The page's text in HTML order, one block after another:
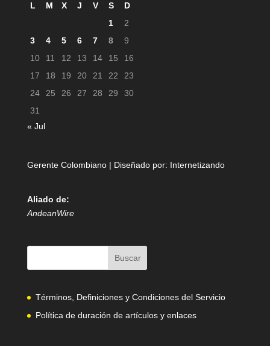
L M X J V S
D
1
2
3
4 5 6 7 8
9
10
11 12 13 14 15
16
17
18 19 20 21 22
23
24
25 26 27 28 29
30
31
« Jul
Gerente Colombiano | Diseñado por: Internetizando
Aliado de:
AndeanWire
Términos, Definiciones y Condiciones del Servicio
Política de duración de artículos y enlaces